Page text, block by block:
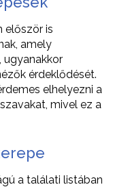
először is
amely
érdeklődését.
elhelyezni a
mivel ez a
a találati listában